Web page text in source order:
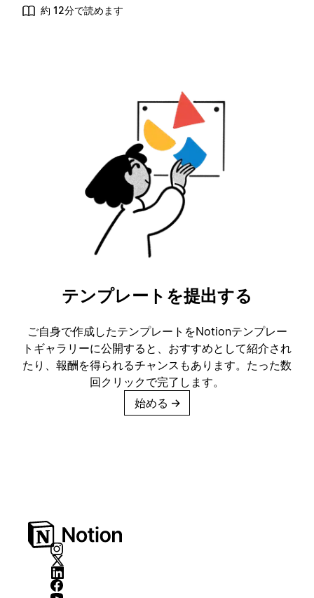
約 12分で読めます
テンプレートを提出する
ご自身で作成したテンプレートをNotionテンプレー
トギャラリーに公開すると、おすすめとして紹介され
たり、報酬を得られるチャンスもあります。たった数
回クリックで完了します。
始める →